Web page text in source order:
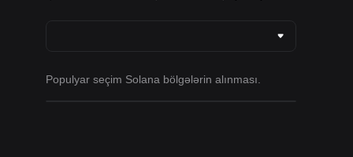
Populyar seçim Solana bölgələrin alınması.